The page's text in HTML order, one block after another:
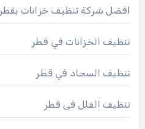
افضل شركة تنظيف خزانات بقطر
تنظيف الخزانات في قطر
تنظيف السجاد في قطر
تنظيف الفلل فى قطر